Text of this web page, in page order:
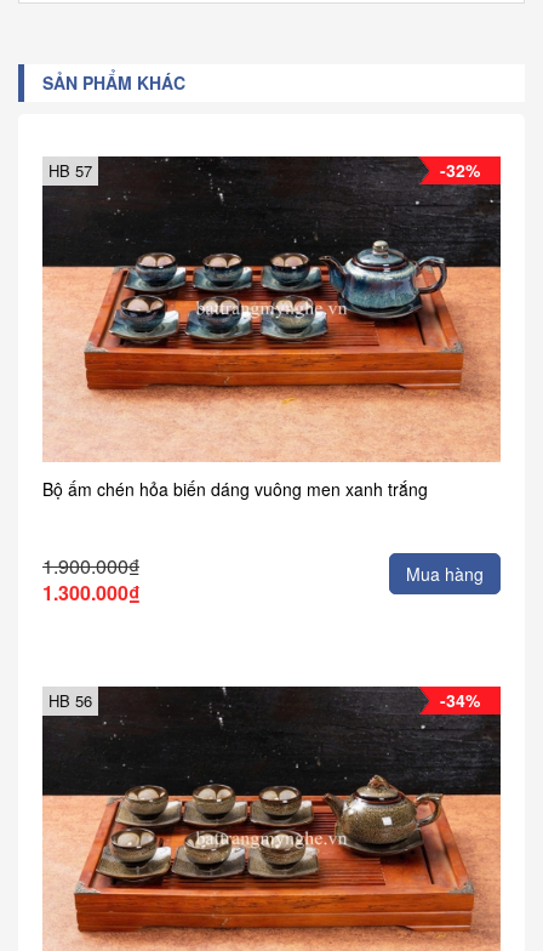
SẢN PHẨM KHÁC
-32%
HB 57
Bộ ấm chén hỏa biến dáng vuông men xanh trắng
1.900.000₫
1.300.000₫
Mua hàng
-34%
HB 56